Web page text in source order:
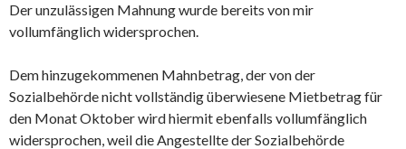
Der unzulässigen Mahnung wurde bereits von mir
vollumfänglich widersprochen.
Dem hinzugekommenen Mahnbetrag, der von der
Sozialbehörde nicht vollständig überwiesene Mietbetrag für
den Monat Oktober wird hiermit ebenfalls vollumfänglich
widersprochen, weil die Angestellte der Sozialbehörde